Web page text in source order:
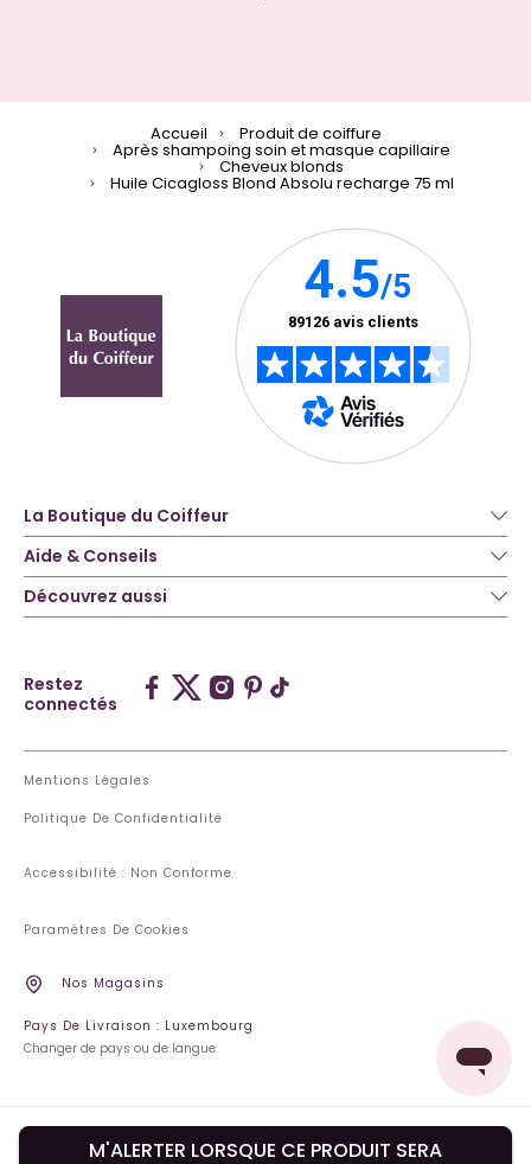
M'ALERTER LORSQUE CE PRODUIT SERA
Accueil Produit de coiffure
Après shampoing soin et masque capillaire
Cheveux blonds
Huile Cicagloss Blond Absolu recharge 75 ml
La Boutique du Coiffeur
Aide & Conseils
Découvrez aussi
Restez
connectés
Mentions Légales
Politique De Confidentialité
Accessibilité : Non Conforme
Paramètres De Cookies
Nos Magasins
Pays De Livraison : Luxembourg
Changer de pays ou de langue